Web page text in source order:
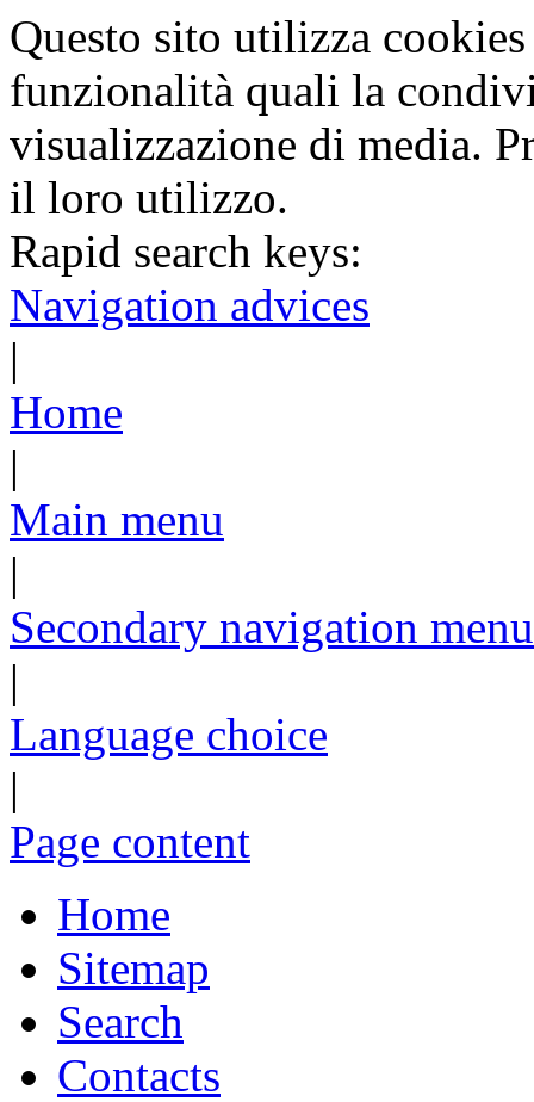
Questo sito utilizza
funzionalità quali la
visualizzazione di media.
il loro utilizzo.
Rapid search keys:
Navigation advices
|
Home
|
Main menu
|
Secondary navigation menu
|
Language choice
|
Page content
Home
Sitemap
Search
Contacts